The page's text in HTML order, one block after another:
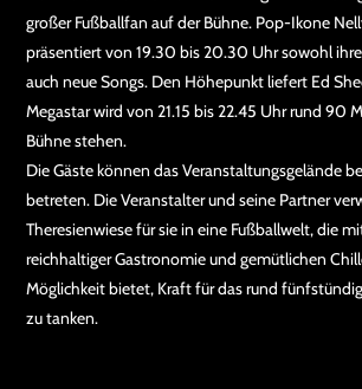
großer Fußballfan auf der Bühne. Pop-Ikone
präsentiert von 19.30 bis 20.30 Uhr sowohl
auch neue Songs. Den Höhepunkt liefert Ed
Megastar wird von 21.15 bis 22.45 Uhr rund 90
Bühne stehen.
Die Gäste können das Veranstaltungsgelände
betreten. Die Veranstalter und seine Partner
Theresienwiese für sie in eine Fußballwelt, die
reichhaltiger Gastronomie und gemütlichen
Möglichkeit bietet, Kraft für das rund
zu tanken.